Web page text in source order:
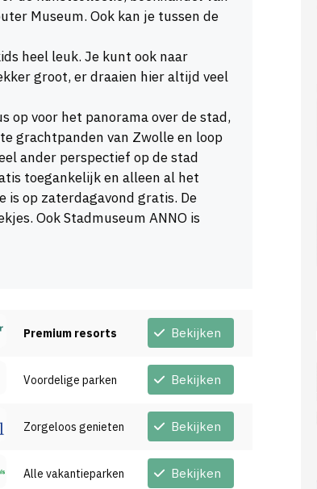
Museum. Ook kan je tussen de
heel leuk. Je kunt ook naar
groot, er draaien hier altijd veel
op voor het panorama over de stad,
grachtpanden van Zwolle en loop
ander perspectief op de stad
toegankelijk en alleen al het
is op zaterdagavond gratis. De
Ook Stadmuseum ANNO is
Premium resorts Bekijken
Voordelige parken Bekijken
Zorgeloos genieten Bekijken
Alle vakantieparken Bekijken